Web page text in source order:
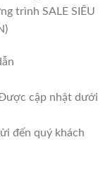
trình SALE SIÊU
cập nhật dưới
đến quý khách